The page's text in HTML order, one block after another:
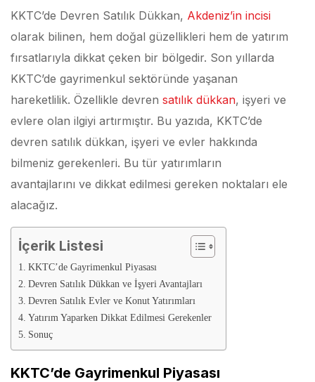
KKTC’de Devren Satılık Dükkan, Akdeniz’in incisi
olarak bilinen, hem doğal güzellikleri hem de yatırım
fırsatlarıyla dikkat çeken bir bölgedir. Son yıllarda
KKTC’de gayrimenkul sektöründe yaşanan
hareketlilik. Özellikle devren satılık dükkan, işyeri ve
evlere olan ilgiyi artırmıştır. Bu yazıda, KKTC’de
devren satılık dükkan, işyeri ve evler hakkında
bilmeniz gerekenleri. Bu tür yatırımların
avantajlarını ve dikkat edilmesi gereken noktaları ele
alacağız.
İçerik Listesi
KKTC’de Gayrimenkul Piyasası
Devren Satılık Dükkan ve İşyeri Avantajları
Devren Satılık Evler ve Konut Yatırımları
Yatırım Yaparken Dikkat Edilmesi Gerekenler
Sonuç
KKTC’de Gayrimenkul Piyasası